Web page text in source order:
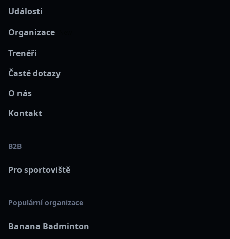
Události
Organizace
Trenéři
Časté dotazy
O nás
Kontakt
B2B
Pro sportoviště
Populární organizace
Banana Badminton